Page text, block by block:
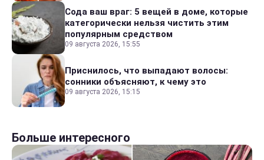
Сода ваш враг: 5 вещей в доме, которые
категорически нельзя чистить этим
популярным средством
09 августа 2026, 15:55
Приснилось, что выпадают волосы:
сонники объясняют, к чему это
09 августа 2026, 15:15
Больше интересного